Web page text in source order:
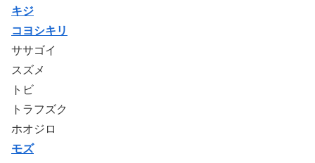
キジ
コヨシキリ
ササゴイ
スズメ
トビ
トラフズク
ホオジロ
モズ